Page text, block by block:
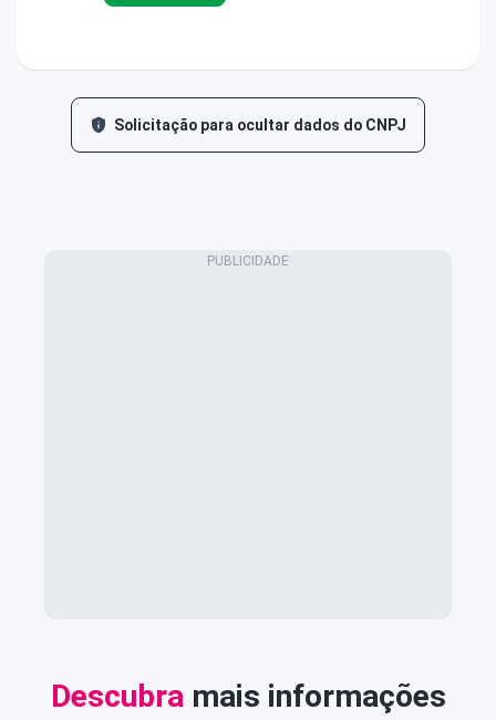
Solicitação para ocultar dados do CNPJ
Descubra mais informações